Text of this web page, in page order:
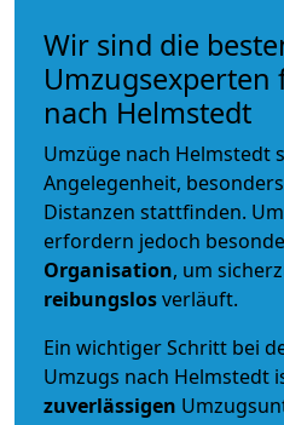
Wir sind die
nach Helmstedt
Umzüge nach Helmstedt
Angelegenheit,
Distanzen stattfinden.
erfordern jedoch
Organisation, um
reibungslosverläuft.
Ein wichtiger Schritt bei
Umzugs nach Helmstedt
zuverlässigen